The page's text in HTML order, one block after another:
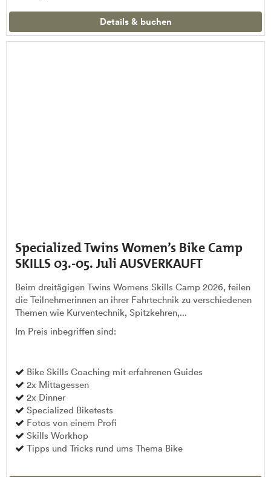
Details & buchen
Specialized Twins Women’s Bike Camp
SKILLS 03.-05. Juli AUSVERKAUFT
Beim dreitägigen Twins Womens Skills Camp 2026, feilen
die Teilnehmerinnen an ihrer Fahrtechnik zu verschiedenen
Themen wie Kurventechnik, Spitzkehren,...
Im Preis inbegriffen sind:
Bike Skills Coaching mit erfahrenen Guides
2x Mittagessen
2x Dinner
Specialized Biketests
Fotos von einem Profi
Skills Workhop
Tipps und Tricks rund ums Thema Bike